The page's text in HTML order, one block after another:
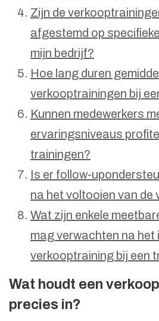
Zijn de
afgestemd op
mijn bedrijf?
Hoe lang duren
verkooptrainingen bij
Kunnen medewerkers
ervaringsniveaus
trainingen?
Is er follow-
na het voltooien van de
Wat zijn enkele
mag verwachten na het
verkooptraining bij een
Wat houdt een
precies in?